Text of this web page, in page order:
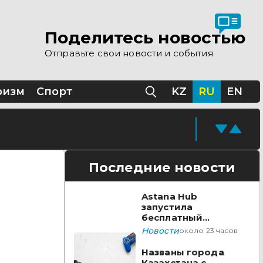
Поделитесь новостью
Отправьте свои новости и события
Спорт KZ RU EN
Последние новости
Astana Hub
запустила
бесплатный
акселератор для
видеоигр
Новостиоколо 23 часов
Названы города